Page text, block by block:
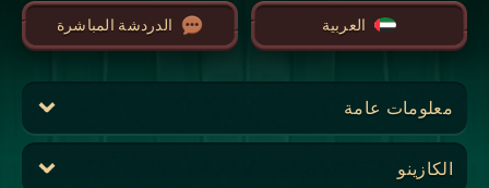
العربية الدردشة المباشرة
معلومات عامة
الكازينو